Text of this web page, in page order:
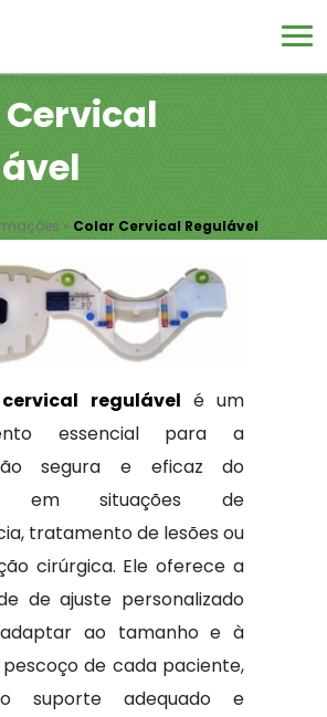
» Colar Cervical Regulável
regulável é um
essencial para a
segura e eficaz do
em situações de
tratamento de lesões ou
cirúrgica. Ele oferece a
de ajuste personalizado
ao tamanho e à
de cada paciente,
suporte adequado e